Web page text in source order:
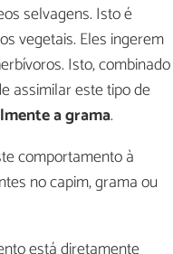
selvagens. Isto é
vegetais. Eles ingerem
Isto, combinado
assimilar este tipo de
a grama.
comportamento à
no capim, grama ou